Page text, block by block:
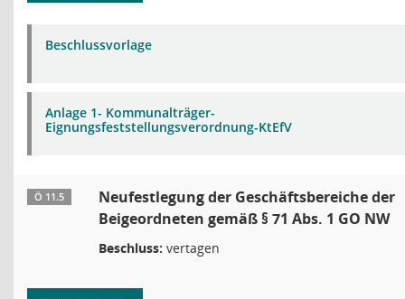
Beschlussvorlage
Anlage 1- Kommunalträger-
Eignungsfeststellungsverordnung-KtEfV
Ö 11.5
Neufestlegung der Geschäftsbereiche der
Beigeordneten gemäß § 71 Abs. 1 GO NW
Beschluss: vertagen